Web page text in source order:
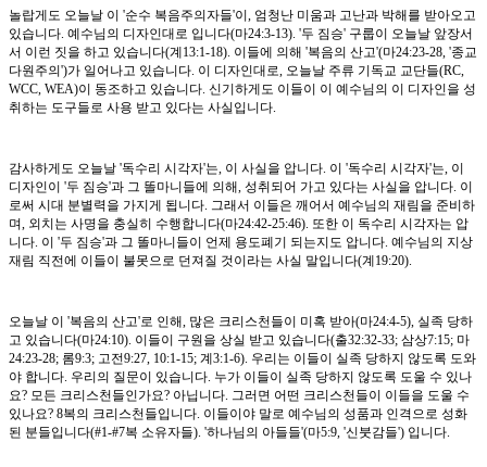
놀랍게도 오늘날 이 '순수 복음주의자들'이, 엄청난 미움과 고난과 박해를 받아오고
있습니다. 예수님의 디자인대로 입니다(마24:3-13). '두 짐승' 구룹이 오늘날 앞장서
서 이런 짓을 하고 있습니다(계13:1-18). 이들에 의해 '복음의 산고'(마24:23-28, '종교
다원주의')가 일어나고 있습니다. 이 디자인대로, 오늘날 주류 기독교 교단들(RC,
WCC, WEA)이 동조하고 있습니다. 신기하게도 이들이 이 예수님의 이 디자인을 성
취하는 도구들로 사용 받고 있다는 사실입니다.
감사하게도 오늘날 '독수리 시각자'는, 이 사실을 압니다. 이 '독수리 시각자'는, 이
디자인이 '두 짐승'과 그 똘마니들에 의해, 성취되어 가고 있다는 사실을 압니다. 이
로써 시대 분별력을 가지게 됩니다. 그래서 이들은 깨어서 예수님의 재림을 준비하
며, 외치는 사명을 충실히 수행합니다(마24:42-25:46). 또한 이 독수리 시각자는 압
니다. 이 '두 짐승'과 그 똘마니들이 언제 용도폐기 되는지도 압니다. 예수님의 지상
재림 직전에 이들이 불못으로 던져질 것이라는 사실 말입니다(계19:20).
오늘날 이 '복음의 산고'로 인해, 많은 크리스천들이 미혹 받아(마24:4-5), 실족 당하
고 있습니다(마24:10). 이들이 구원을 상실 받고 있습니다(출32:32-33; 삼상7:15; 마
24:23-28; 롬9:3; 고전9:27, 10:1-15; 계3:1-6). 우리는 이들이 실족 당하지 않도록 도와
야 합니다. 우리의 질문이 있습니다. 누가 이들이 실족 당하지 않도록 도울 수 있나
요? 모든 크리스천들인가요? 아닙니다. 그러면 어떤 크리스천들이 이들을 도울 수
있나요? 8복의 크리스천들입니다. 이들이야 말로 예수님의 성품과 인격으로 성화
된 분들입니다(#1-#7복 소유자들). '하나님의 아들들'(마5:9, '신붓감들') 입니다.